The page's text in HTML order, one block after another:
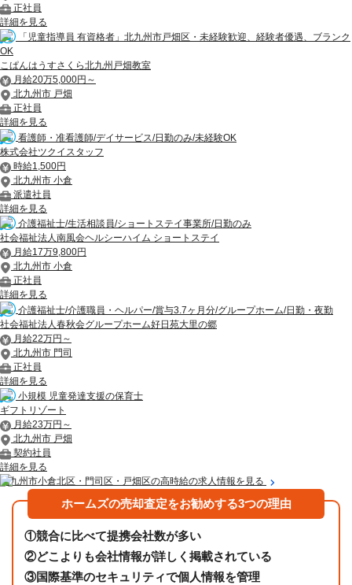
正社員
詳細を見る
「児童指導員 有資格者」北九州市戸畑区・未経験歓迎、経験者優遇、ブランク
OK
こぱんはうすさくら北九州戸畑教室
月給20万5,000円～
北九州市 戸畑
正社員
詳細を見る
看護師・准看護師/デイサービス/日勤のみ/未経験OK
株式会社ツクイスタッフ
時給1,500円
北九州市 小倉
派遣社員
詳細を見る
介護福祉士/生活相談員/ショートステイ事業所/日勤のみ
社会福祉法人南風会ヘルシーハイム ショートステイ
月給17万9,800円
北九州市 小倉
正社員
詳細を見る
介護福祉士/介護職員・ヘルパー/賞与3.7ヶ月分/グループホーム/日勤・夜勤
社会福祉法人春秋会グループホーム好日苑大里の郷
月給22万円～
北九州市 門司
正社員
詳細を見る
小規模 児童発達支援の保育士
ギフトリゾート
月給23万円～
北九州市 戸畑
契約社員
詳細を見る
北九州市小倉北区・門司区・戸畑区の高時給の求人情報を見る
ホームズの売却査定をお勧めする3つの理由
①競合に比べて提携会社数が多い
②どこよりも会社情報が詳しく掲載されている
③国際基準のセキュリティで個人情報を管理